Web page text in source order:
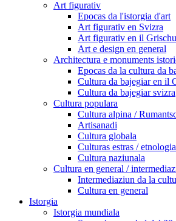
Art figurativ
Epocas da l'istorgia d'art
Art figurativ en Svizra
Art figurativ en il
Art e design en general
Architectura e monuments
Epocas da la cultura da
Cultura da bajegiar en il
Cultura da bajegiar svizra
Cultura populara
Cultura alpina /
Artisanadi
Cultura globala
Culturas estras / etnologia
Cultura naziunala
Cultura en general /
Intermediaziun da la
Cultura en general
Istorgia
Istorgia mundiala